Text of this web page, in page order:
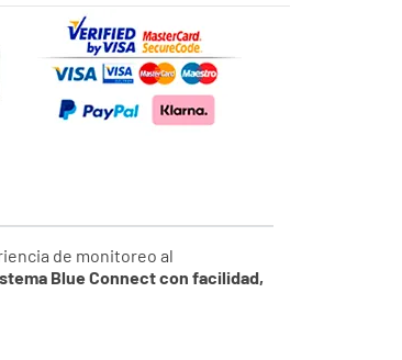
de monitoreo al
Blue Connect con facilidad,